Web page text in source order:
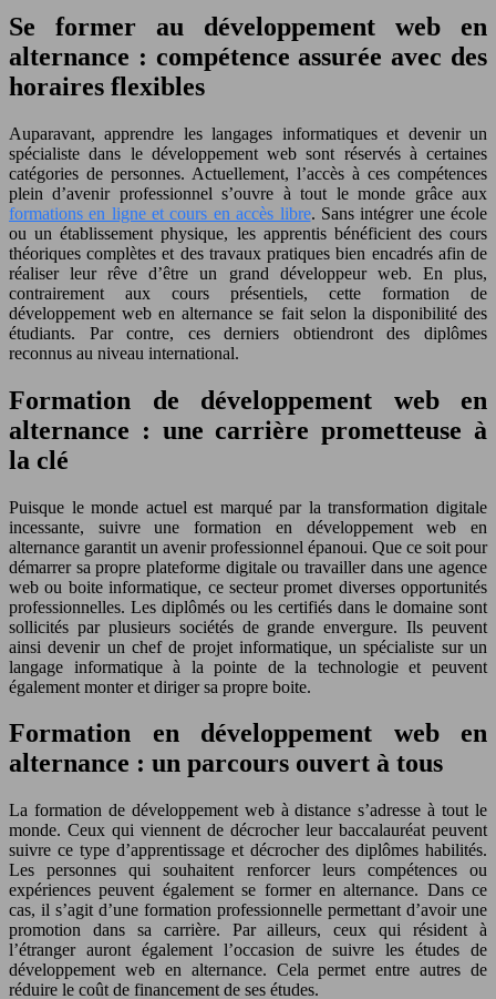
Se former au développement web en
alternance : compétence assurée avec des
horaires flexibles
Auparavant, apprendre les langages informatiques et devenir un
spécialiste dans le développement web sont réservés à certaines
catégories de personnes. Actuellement, l’accès à ces compétences
plein d’avenir professionnel s’ouvre à tout le monde grâce aux
formations en ligne et cours en accès libre. Sans intégrer une école
ou un établissement physique, les apprentis bénéficient des cours
théoriques complètes et des travaux pratiques bien encadrés afin de
réaliser leur rêve d’être un grand développeur web. En plus,
contrairement aux cours présentiels, cette formation de
développement web en alternance se fait selon la disponibilité des
étudiants. Par contre, ces derniers obtiendront des diplômes
reconnus au niveau international.
Formation de développement web en
alternance : une carrière prometteuse à
la clé
Puisque le monde actuel est marqué par la transformation digitale
incessante, suivre une formation en développement web en
alternance garantit un avenir professionnel épanoui. Que ce soit pour
démarrer sa propre plateforme digitale ou travailler dans une agence
web ou boite informatique, ce secteur promet diverses opportunités
professionnelles. Les diplômés ou les certifiés dans le domaine sont
sollicités par plusieurs sociétés de grande envergure. Ils peuvent
ainsi devenir un chef de projet informatique, un spécialiste sur un
langage informatique à la pointe de la technologie et peuvent
également monter et diriger sa propre boite.
Formation en développement web en
alternance : un parcours ouvert à tous
La formation de développement web à distance s’adresse à tout le
monde. Ceux qui viennent de décrocher leur baccalauréat peuvent
suivre ce type d’apprentissage et décrocher des diplômes habilités.
Les personnes qui souhaitent renforcer leurs compétences ou
expériences peuvent également se former en alternance. Dans ce
cas, il s’agit d’une formation professionnelle permettant d’avoir une
promotion dans sa carrière. Par ailleurs, ceux qui résident à
l’étranger auront également l’occasion de suivre les études de
développement web en alternance. Cela permet entre autres de
réduire le coût de financement de ses études.